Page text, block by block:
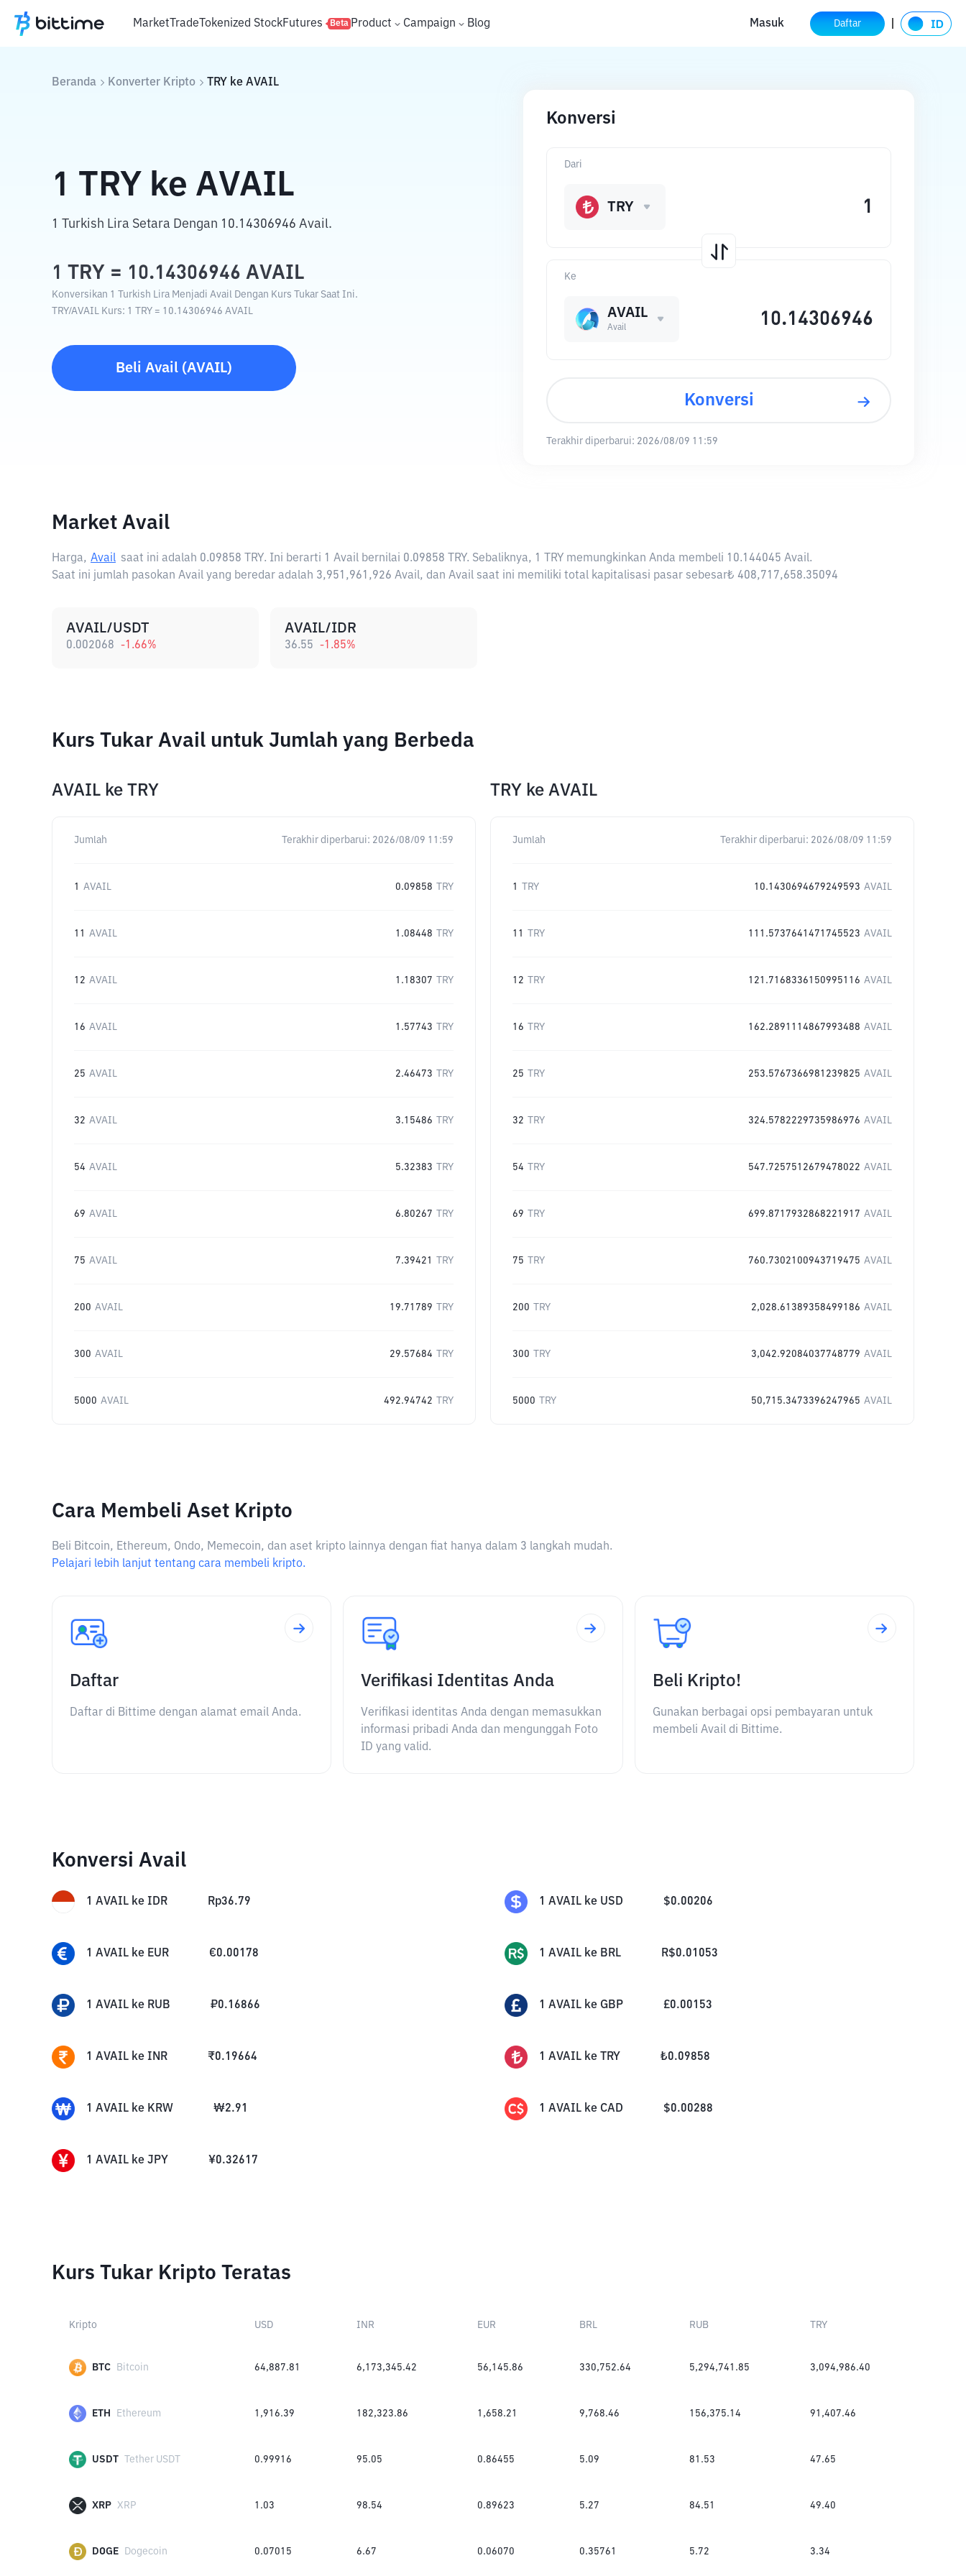
MarketTradeTokenized StockFutures Beta Product Campaign Blog Masuk Daftar
Beranda Konverter Kripto TRY ke AVAIL
1 TRY ke AVAIL
1 Turkish Lira Setara Dengan 10.14306946 Avail.
1 TRY = 10.14306946 AVAIL
Konversikan 1 Turkish Lira Menjadi Avail Dengan Kurs Tukar Saat Ini.
TRY/AVAIL Kurs: 1 TRY = 10.14306946 AVAIL
Beli Avail (AVAIL)
Konversi
Ke
AVAIL
Avail
Dari
TRY
Konversi
Terakhir diperbarui: 2026/08/09 11:59
Market Avail
Harga, Avail saat ini adalah 0.09858 TRY. Ini berarti 1 Avail bernilai 0.09858 TRY. Sebaliknya, 1 TRY memungkinkan Anda membeli 10.144045 Avail.
Saat ini jumlah pasokan Avail yang beredar adalah 3,951,961,926 Avail, dan Avail saat ini memiliki total kapitalisasi pasar sebesar₺ 408,717,658.35094
AVAIL/USDT
0.002068 -1.66%
AVAIL/IDR
36.55 -1.85%
Kurs Tukar Avail untuk Jumlah yang Berbeda
AVAIL ke TRY
Jumlah Terakhir diperbarui: 2026/08/09 11:59
1 AVAIL 0.09858 TRY
11 AVAIL 1.08448 TRY
12 AVAIL 1.18307 TRY
16 AVAIL 1.57743 TRY
25 AVAIL 2.46473 TRY
32 AVAIL 3.15486 TRY
54 AVAIL 5.32383 TRY
69 AVAIL 6.80267 TRY
75 AVAIL 7.39421 TRY
200 AVAIL 19.71789 TRY
300 AVAIL 29.57684 TRY
5000 AVAIL 492.94742 TRY
TRY ke AVAIL
Jumlah Terakhir diperbarui: 2026/08/09 11:59
1 TRY 10.1430694679249593 AVAIL
11 TRY 111.5737641471745523 AVAIL
12 TRY 121.7168336150995116 AVAIL
16 TRY 162.2891114867993488 AVAIL
25 TRY 253.5767366981239825 AVAIL
32 TRY 324.5782229735986976 AVAIL
54 TRY 547.7257512679478022 AVAIL
69 TRY 699.8717932868221917 AVAIL
75 TRY 760.7302100943719475 AVAIL
200 TRY 2,028.61389358499186 AVAIL
300 TRY 3,042.92084037748779 AVAIL
5000 TRY 50,715.3473396247965 AVAIL
Cara Membeli Aset Kripto
Beli Bitcoin, Ethereum, Ondo, Memecoin, dan aset kripto lainnya dengan fiat hanya dalam 3 langkah mudah.
Pelajari lebih lanjut tentang cara membeli kripto.
Daftar
Daftar di Bittime dengan alamat email Anda.
Verifikasi Identitas Anda
Verifikasi identitas Anda dengan memasukkan
informasi pribadi Anda dan mengunggah Foto
ID yang valid.
Beli Kripto!
Gunakan berbagai opsi pembayaran untuk
membeli Avail di Bittime.
Konversi Avail
1 AVAIL ke IDR Rp36.79 1 AVAIL ke USD $0.00206
1 AVAIL ke EUR €0.00178 1 AVAIL ke BRL R$0.01053
1 AVAIL ke RUB ₽0.16866 1 AVAIL ke GBP £0.00153
1 AVAIL ke INR ₹0.19664 1 AVAIL ke TRY ₺0.09858
1 AVAIL ke KRW ₩2.91 1 AVAIL ke CAD $0.00288
1 AVAIL ke JPY ¥0.32617
Kurs Tukar Kripto Teratas
Kripto USD INR EUR BRL RUB TRY
BTC Bitcoin 64,887.81 6,173,345.42 56,145.86 330,752.64 5,294,741.85 3,094,986.40
ETH Ethereum 1,916.39 182,323.86 1,658.21 9,768.46 156,375.14 91,407.46
USDT Tether USDT 0.99916 95.05 0.86455 5.09 81.53 47.65
XRP XRP 1.03 98.54 0.89623 5.27 84.51 49.40
DOGE Dogecoin 0.07015 6.67 0.06070 0.35761 5.72 3.34